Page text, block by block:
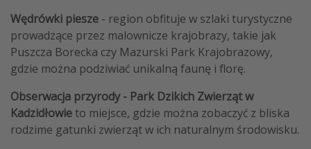
Wędrówki piesze - region obfituje w szlaki turystyczne
prowadzące przez malownicze krajobrazy, takie jak
Puszcza Borecka czy Mazurski Park Krajobrazowy,
gdzie można podziwiać unikalną faunę i florę. ​
Obserwacja przyrody - Park Dzikich Zwierząt w
Kadzidłowie to miejsce, gdzie można zobaczyć z bliska
rodzime gatunki zwierząt w ich naturalnym środowisku.